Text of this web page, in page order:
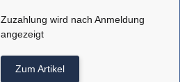
Zuzahlung wird nach Anmeldung
angezeigt
Zum Artikel